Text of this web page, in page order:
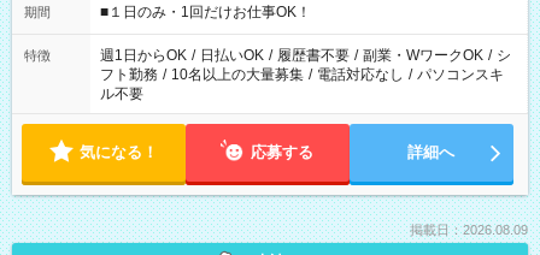
げるお仕事も！ ご希望のお時間に合わせてご紹介！ ※シフトは
ください！
期間 ■１日のみ・1回だけお仕事OK！
特徴 週1日からOK / 日払いOK / 履歴書不要 / 副業・WワークOK / シ
フト勤務 / 10名以上の大量募集 / 電話対応なし / パソコンスキ
ル不要
気になる！ 応募する 詳細へ
掲載日：2026.08.09